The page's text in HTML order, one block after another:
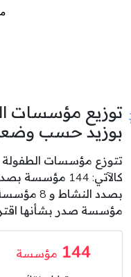
توزيع مؤسسات
بوزيد حسب
تتوزع مؤسسات
مؤسسة صدر بشأنها
144 مؤسسة